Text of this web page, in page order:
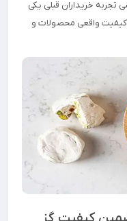
تجربه خریداران قبلی یکی
کیفیت واقعی محصولات و